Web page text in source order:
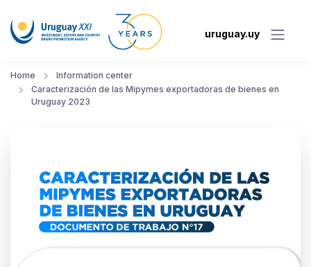
uruguay.uy
Home
Information center
Caracterización de las Mipymes exportadoras de bienes en
Uruguay 2023